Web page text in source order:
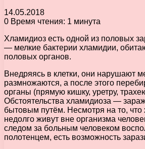
14.05.2018
0 Время чтения: 1 минута
Хламидиоз есть одной из половых
— мелкие бактерии хламидии,
половых органов.
Внедряясь в клетки, они нарушают
размножаются, а после этого
органы (прямую кишку, уретру,
Обстоятельства хламидиоза —
бытовым путём. Несмотря на то, что
недолго живут вне организма
следом за больным человеком
полотенцем, есть возможность